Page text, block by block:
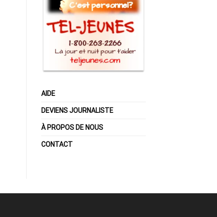
AIDE
DEVIENS JOURNALISTE
À PROPOS DE NOUS
CONTACT